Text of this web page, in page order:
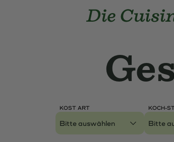
Home-Die
KOST ART KOCH-